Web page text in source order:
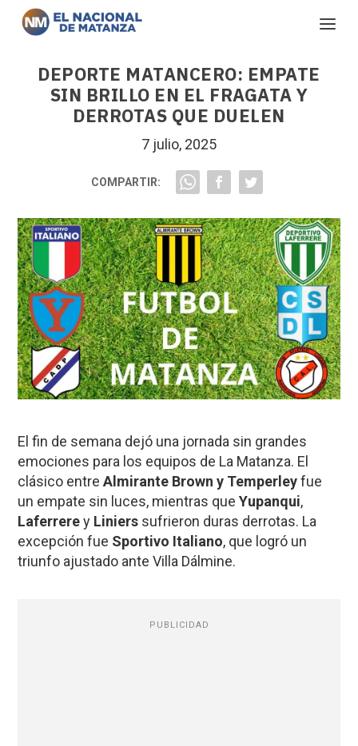
DEPORTE MATANCERO: EMPATE
SIN BRILLO EN EL FRAGATA Y
DERROTAS QUE DUELEN
7 julio, 2025
COMPARTIR:
El fin de semana dejó una jornada sin grandes
emociones para los equipos de La Matanza. El
clásico entreAlmirante Brown y Temperleyfue
un empate sin luces, mientras queYupanqui,
Laferrerey Liniers sufrieron duras derrotas. La
excepción fue Sportivo Italiano, que logró un
triunfo ajustado ante Villa Dálmine.
PUBLICIDAD